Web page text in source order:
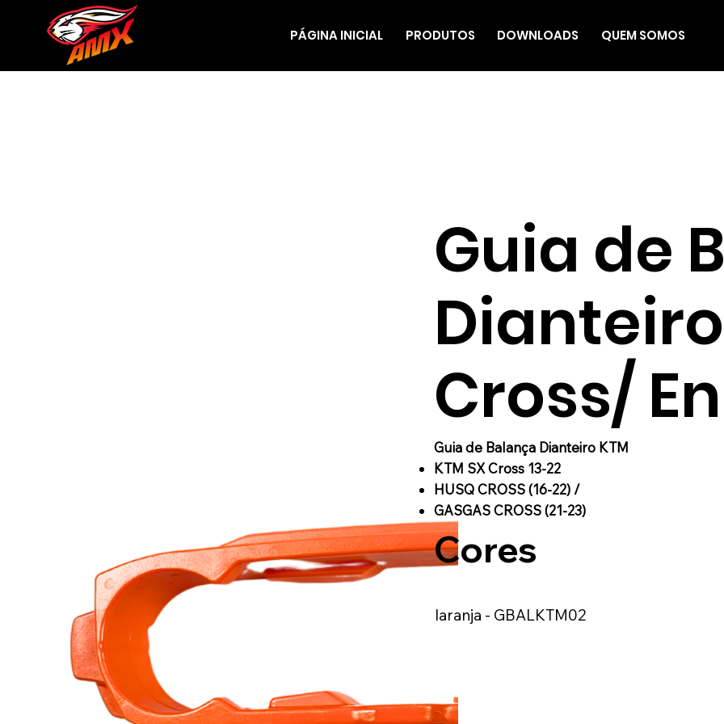
PÁGINA INICIAL PRODUTOS DOWNLOADS QUEM SOMOS
Guia de
Dianteiro
Cross/
Guia de Balança Dianteiro KTM
KTM SX Cross 13-22
HUSQ CROSS (16-22) /
GASGAS CROSS (21-23)
Cores
laranja - GBALKTM02